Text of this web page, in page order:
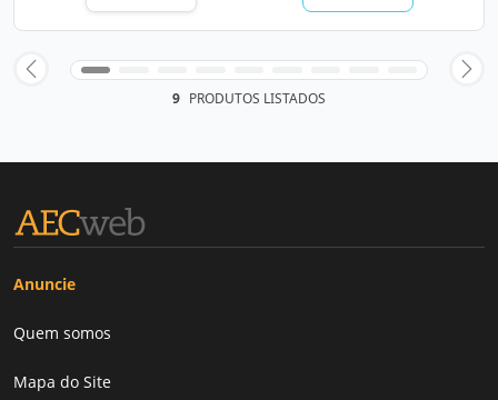
9 PRODUTOS LISTADOS
Anuncie
Quem somos
Mapa do Site